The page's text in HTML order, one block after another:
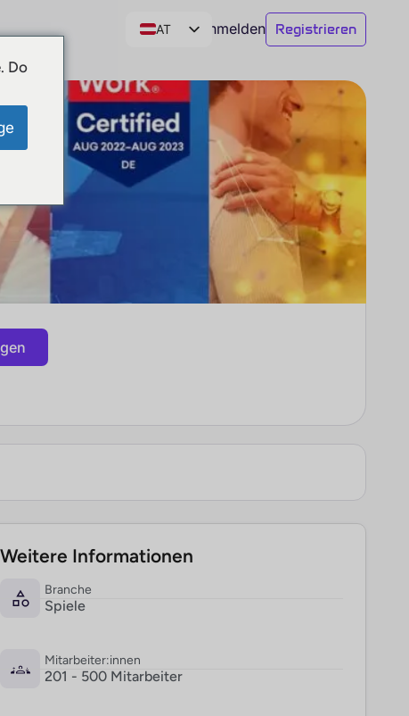
AT
CH
Anmelden Registrieren
Weitere Informationen
Branche
Spiele
Mitarbeiter:innen
201 - 500 Mitarbeiter
Do